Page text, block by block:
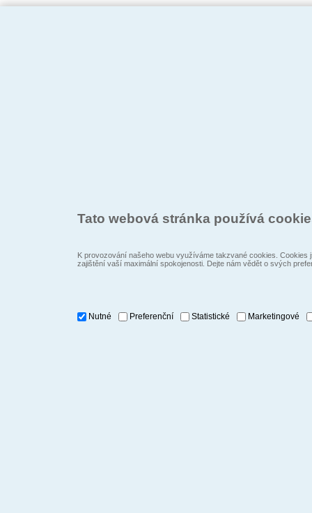
Tato webová stránka používá
K provozování našeho webu využíváme takzvané cookies.
zajištění vaší maximální spokojenosti. Dejte nám vědět o svých
Nutné Preferenční Statistické Marketingové